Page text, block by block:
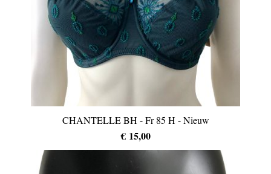
CHANTELLE BH - Fr 85 H - Nieuw
€ 15,00